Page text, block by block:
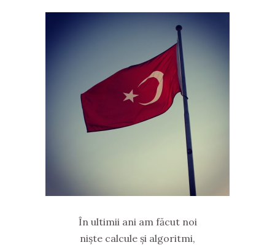
În ultimii ani am făcut noi
niște calcule și algoritmi,